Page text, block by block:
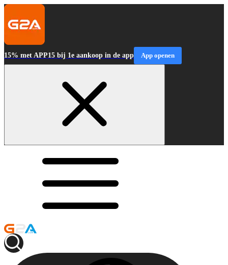
15% met APP15 bij 1e aankoop in de app App openen